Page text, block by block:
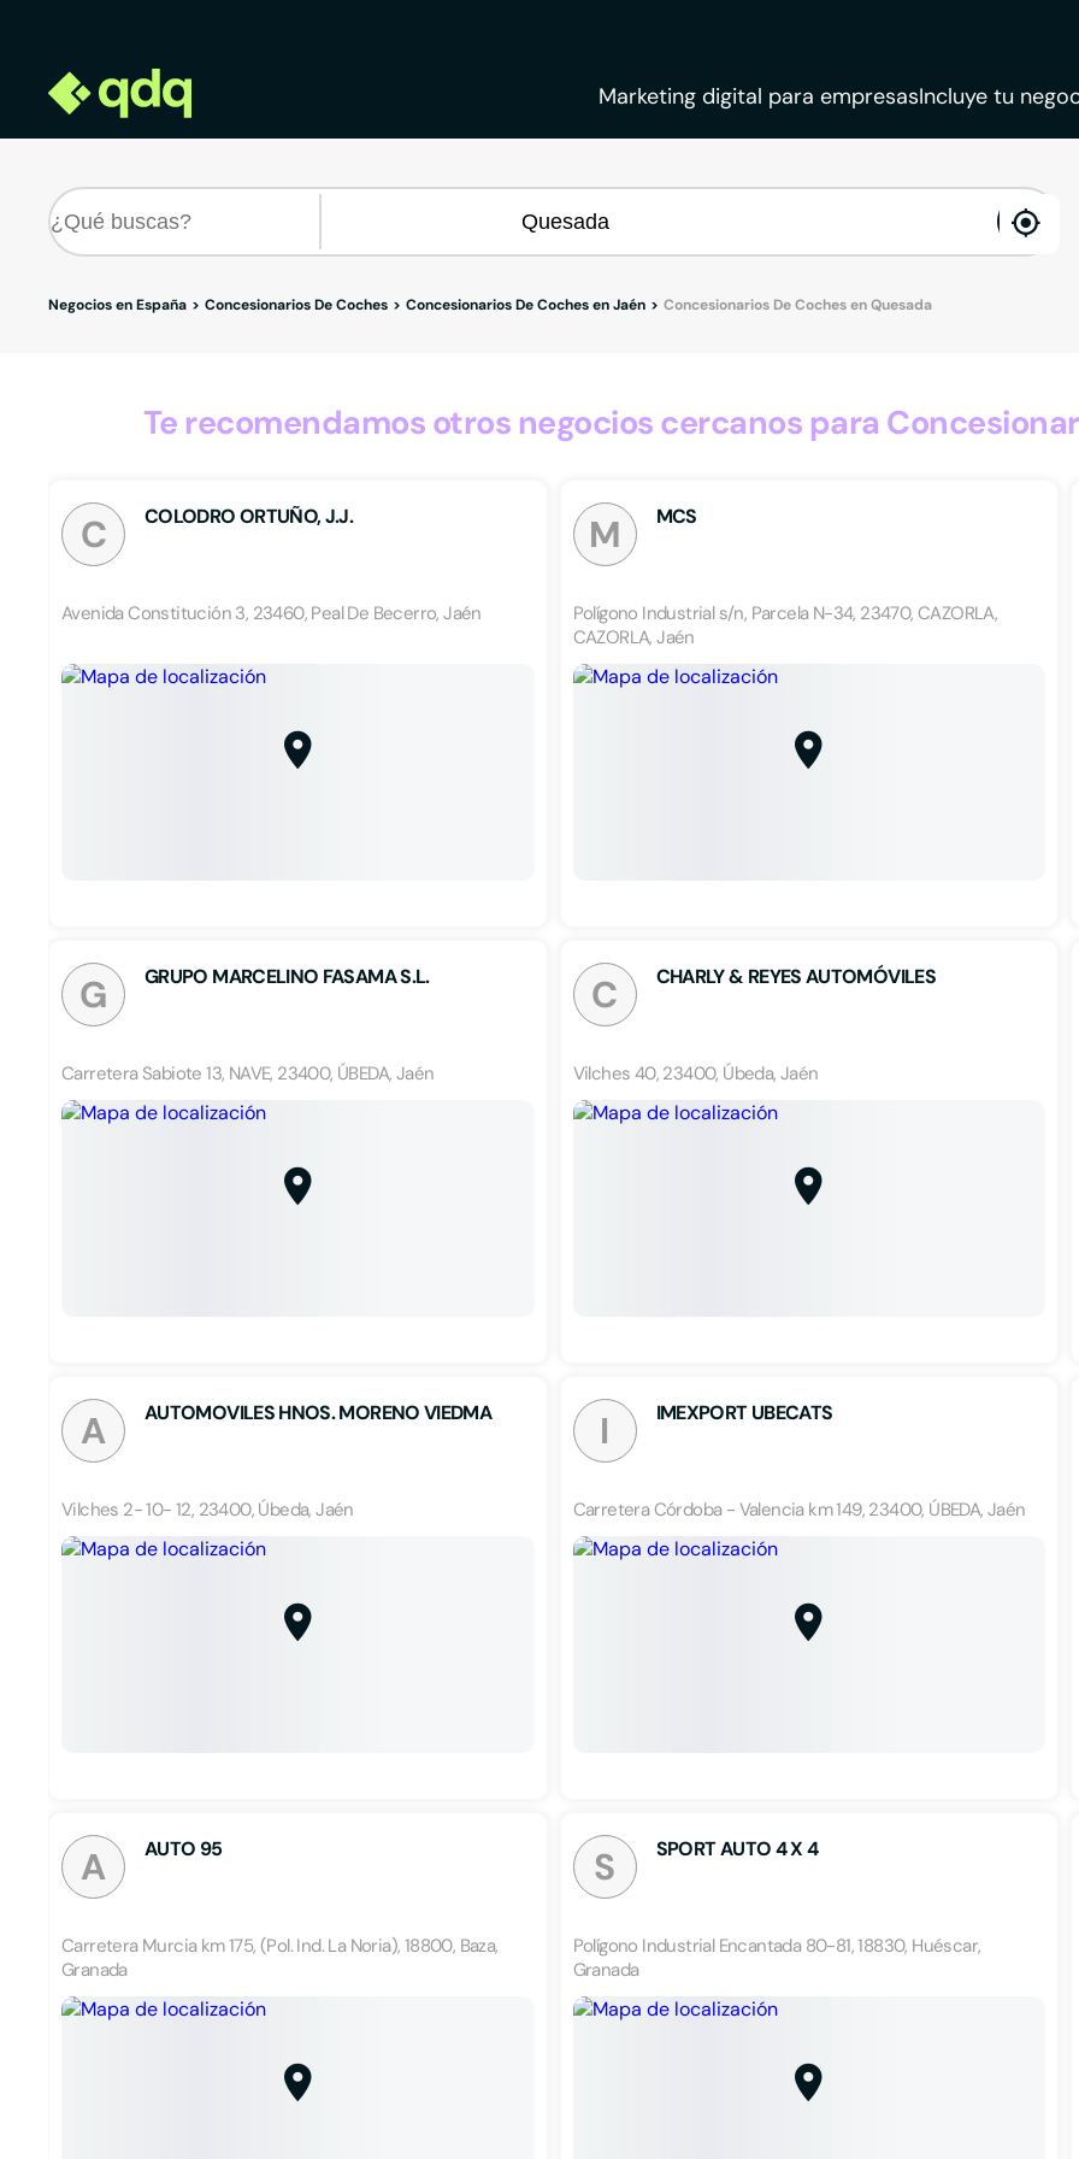
Marketing digital para empresasIncluye tu
Negocios en España Concesionarios De Coches Concesionarios De Coches en Jaén Concesionarios De Coches en Quesada
Te recomendamos otros negocios cercanos para
C COLODRO ORTUÑO, J.J.
Avenida Constitución 3, 23460, Peal De Becerro, Jaén
M MCS
Polígono Industrial s/n, Parcela N-34, 23470, CAZORLA,
CAZORLA, Jaén
G GRUPO MARCELINO FASAMA S.L.
Carretera Sabiote 13, NAVE, 23400, ÚBEDA, Jaén
C CHARLY & REYES AUTOMÓVILES
Vilches 40, 23400, Úbeda, Jaén
A AUTOMOVILES HNOS. MORENO VIEDMA
Vilches 2- 10- 12, 23400, Úbeda, Jaén
I IMEXPORT UBECATS
Carretera Córdoba - Valencia km 149, 23400, ÚBEDA, Jaén
A AUTO 95
Carretera Murcia km 175, (Pol. Ind. La Noria), 18800, Baza,
Granada
S SPORT AUTO 4 X 4
Polígono Industrial Encantada 80-81, 18830, Huéscar,
Granada